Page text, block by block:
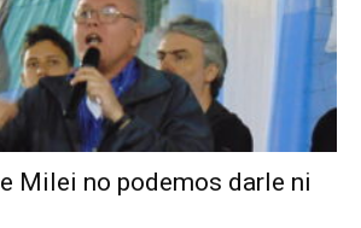
Milei no podemos darle ni